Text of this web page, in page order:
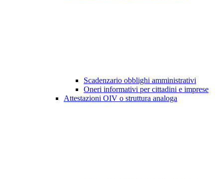
Scadenzario obblighi amministrativi
Oneri informativi per cittadini e imprese
Attestazioni OIV o struttura analoga